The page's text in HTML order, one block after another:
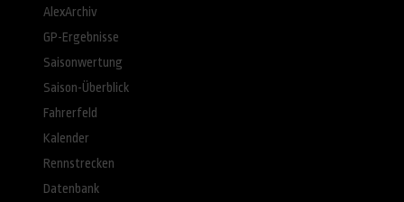
AlexArchiv
GP-Ergebnisse
Saisonwertung
Saison-Überblick
Fahrerfeld
Kalender
Rennstrecken
Datenbank